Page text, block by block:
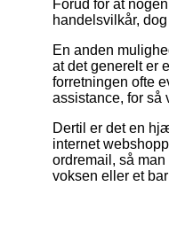
Forud for at
handelsvilkår,
En anden
at det generelt er
forretningen ofte
assistance, for så
Dertil er det en
internet
ordremail, så
voksen eller et